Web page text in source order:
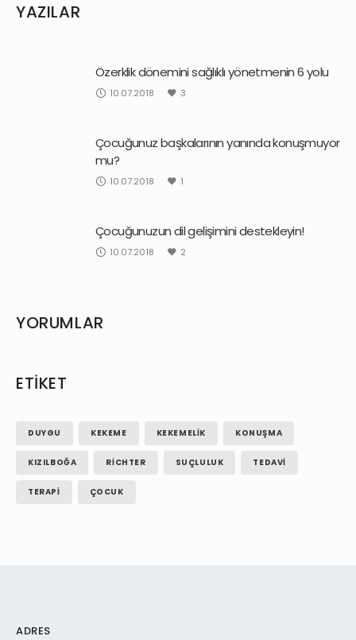
YAZILAR
Özerklik dönemini sağlıklı yönetmenin 6 yolu
10.07.2018 3
Çocuğunuz başkalarının yanında konuşmuyor
mu?
10.07.2018 1
Çocuğunuzun dil gelişimini destekleyin!
10.07.2018 2
YORUMLAR
ETIKET
DUYGU KEKEME KEKEMELIK KONUŞMA
KIZILBOĞA RICHTER SUÇLULUK TEDAVI
TERAPI ÇOCUK
ADRES